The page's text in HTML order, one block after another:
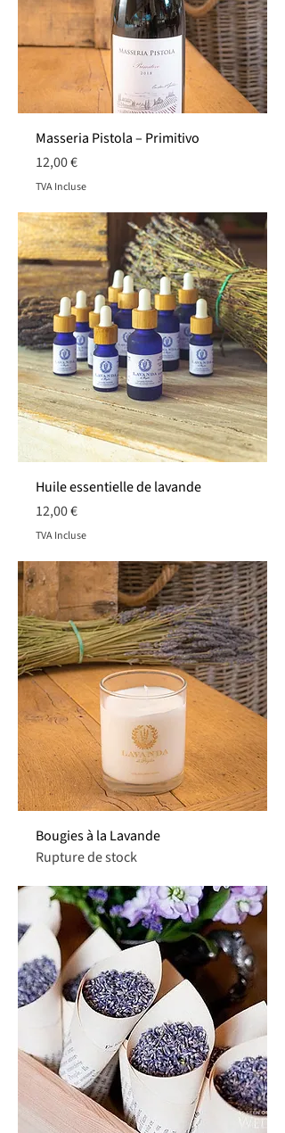
Masseria Pistola – Primitivo
Prix
12,00 €
TVA Incluse
Huile essentielle de lavande
Prix
12,00 €
TVA Incluse
Bougies à la Lavande
Rupture de stock